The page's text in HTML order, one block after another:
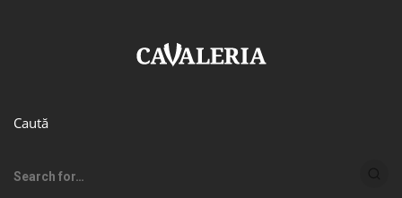
Caută